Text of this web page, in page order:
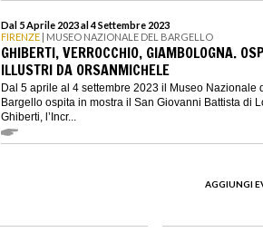
Dal 5 Aprile 2023 al 4 Settembre 2023
FIRENZE | MUSEO NAZIONALE DEL BARGELLO
GHIBERTI, VERROCCHIO, GIAMBOLOGNA.
ILLUSTRI DA ORSANMICHELE
Dal 5 aprile al 4 settembre 2023 il Museo Nazionale
Bargello ospita in mostra il San Giovanni Battista di
Ghiberti, l’Incr...
AGGIUNGI